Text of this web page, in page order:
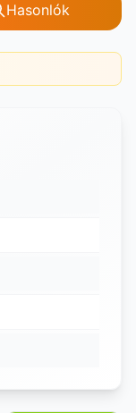
Hasonlók